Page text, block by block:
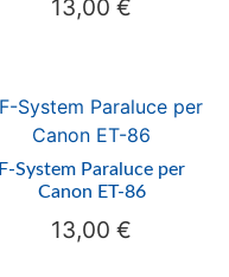
13,00€
F-System Paraluce per
Canon ET-86
13,00€